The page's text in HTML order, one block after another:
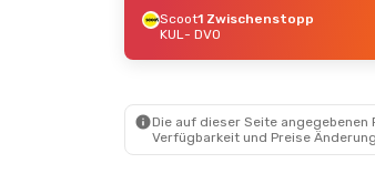
Scoot1 Zwischenstopp
KUL- DVO
Die auf dieser Seite
Verfügbarkeit und Preise